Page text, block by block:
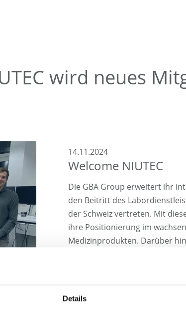
Details
wird neues
14.11.2024
Welcome NIUTEC
Die GBA Group erweitert ihr
den Beitritt des
der Schweiz vertreten. Mit
ihre Positionierung im
Medizinprodukten. Darüber
eine starke Basis für die
Die NIUTEC AG, die im Jahr
wurde, beschäftigt heute